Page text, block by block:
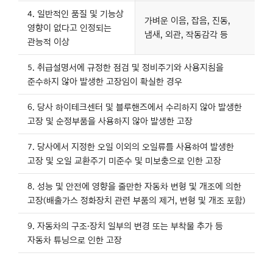
4. 일반적인 품질 및 기능상
영향이 없다고 인정되는
관능적 이상
가벼운 이음, 잡음, 진동,
냄새, 외관, 작동감각 등
5. 취급설명서에 규정한 점검 및 정비주기와 사용지침을
준수하지 않아 발생한 고장임이 확실한 경우
6. 당사 하이테크센터 및 블루핸즈에서 수리하지 않아 발생한
고장 및 순정부품을 사용하지 않아 발생한 고장
7. 당사에서 지정한 오일 이외의 오일류를 사용하여 발생한
고장 및 오일 교환주기 미준수 및 미보충으로 인한 고장
8. 성능 및 안전에 영향을 줄만한 자동차 변형 및 개조에 의한
고장(배출가스 정화장치 관련 부품의 제거, 변형 및 개조 포함)
9. 자동차의 구조·장치 일부의 변경 또는 부착물 추가 등
자동차 튜닝으로 인한 고장